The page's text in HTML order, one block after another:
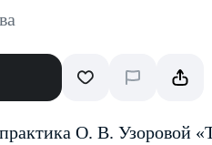
О. В. Узоровой